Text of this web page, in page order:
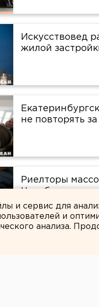
Искусствовед
жилой
не повторять
Риелторы
Челябинске
и сервис для
и
анализа.